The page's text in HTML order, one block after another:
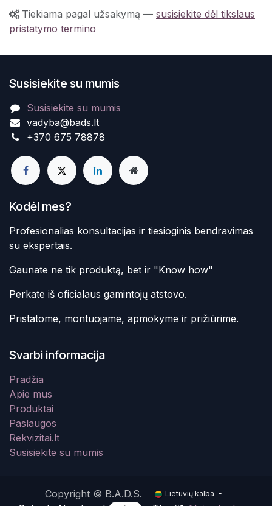
Tiekiama pagal užsakymą — susisiekite dėl tikslaus
pristatymo termino
Susisiekite su mumis
Susisiekite su mumis
vadyba@bads.lt
+370 675 78878
Kodėl mes?
Profesionalias konsultacijas ir tiesioginis bendravimas
su ekspertais.
Gaunate ne tik produktą, bet ir "Know how"
Perkate iš oficialaus gamintojų atstovo.
Pristatome, montuojame, apmokyme ir prižiūrime.
Svarbi informacija
Pradžia
Apie mus
Produktai
Paslaugos
Rekvizitai.lt
Susisiekite su mumis
Copyright © B.A.D.S. Lietuvių kalba